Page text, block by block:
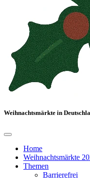
Weihnachtsmärkte in
Home
Weihnachtsmärkte
Themen
Barrierefrei